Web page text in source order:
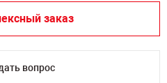
заказ
вопрос